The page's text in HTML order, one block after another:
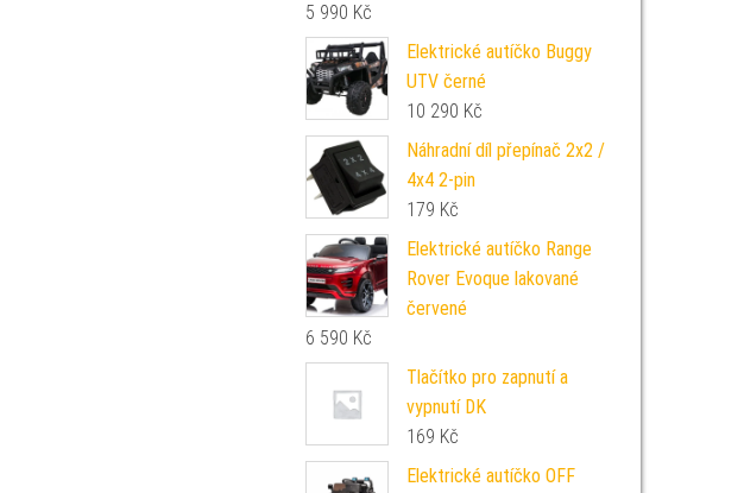
5 990 Kč
Elektrické autíčko Buggy
UTV černé
10 290 Kč
Náhradní díl přepínač 2x2 /
4x4 2-pin
179 Kč
Elektrické autíčko Range
Rover Evoque lakované
červené
6 590 Kč
Tlačítko pro zapnutí a
vypnutí DK
169 Kč
Elektrické autíčko OFF